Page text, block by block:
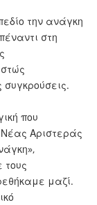
την ανάγκη
στη
που
Αριστεράς
τους
μαζί.